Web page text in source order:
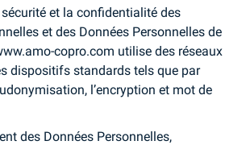
et la confidentialité des
et des Données Personnelles de
copro.com utilise des réseaux
dispositifs standards tels que par
l’encryption et mot de
des Données Personnelles,